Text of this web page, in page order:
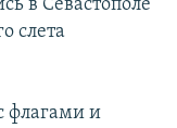
в Севастополе
слета
флагами и